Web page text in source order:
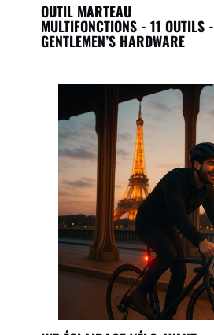
OUTIL MARTEAU
MULTIFONCTIONS - 11 OUTILS -
GENTLEMEN’S HARDWARE